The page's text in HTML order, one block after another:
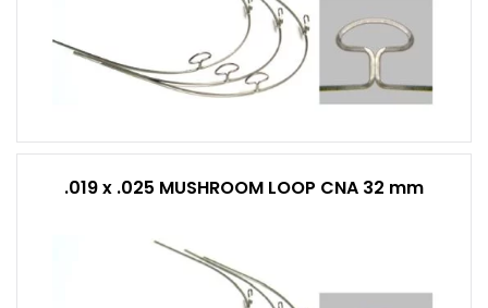
.019 x .025 MUSHROOM LOOP CNA 32 mm